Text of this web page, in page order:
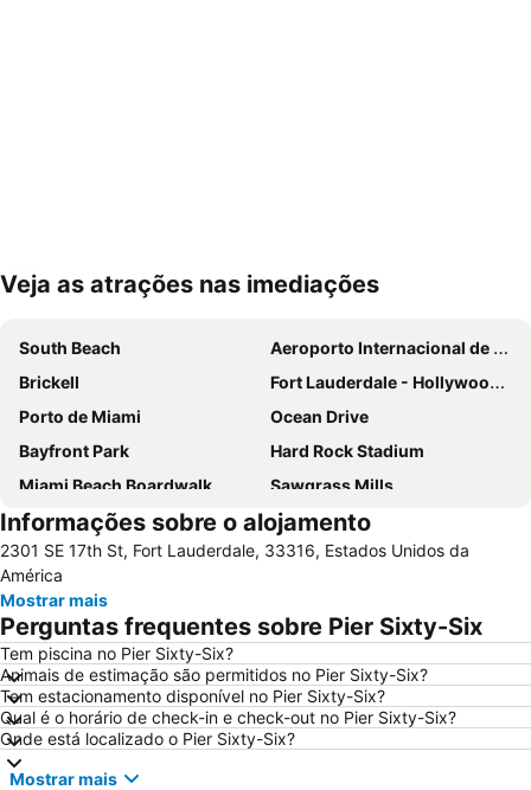
Ampliar mapa
Veja as atrações nas imediações
South Beach
Aeroporto Internacional de Miami
Brickell
Fort Lauderdale - Hollywood International Airport
Porto de Miami
Ocean Drive
Bayfront Park
Hard Rock Stadium
Miami Beach Boardwalk
Sawgrass Mills
Lincoln Road
Dolphin Mall
Miami Beach Marina
Bayside Marketplace
Centro de Miami
Coconut Grove
Aventura Mall
Brickell Avenue
Port Everglades
Collins Avenue
Design District
Miami Beach Visitor Center
Wynwood-Edgewater
Informações sobre o alojamento
2301 SE 17th St, Fort Lauderdale, 33316, Estados Unidos da
América
Mostrar mais
Perguntas frequentes sobre Pier Sixty-Six
Tem piscina no Pier Sixty-Six?
Animais de estimação são permitidos no Pier Sixty-Six?
Tem estacionamento disponível no Pier Sixty-Six?
Qual é o horário de check-in e check-out no Pier Sixty-Six?
Onde está localizado o Pier Sixty-Six?
Mostrar mais